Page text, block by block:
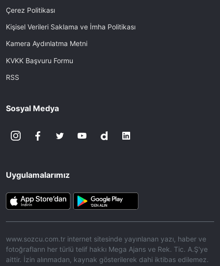
Çerez Politikası
Kişisel Verileri Saklama ve İmha Politikası
Kamera Aydınlatma Metni
KVKK Başvuru Formu
RSS
Sosyal Medya
Uygulamalarımız
www.sozcu.com.tr internet sitesinde yayınlanan yazı, haber ve
fotoğrafların her türlü telif hakkı Mega Ajans ve Rek. Tic. A.Ş'ye
aittir. İzin alınmadan, kaynak gösterilerek dahi iktibas edilemez.